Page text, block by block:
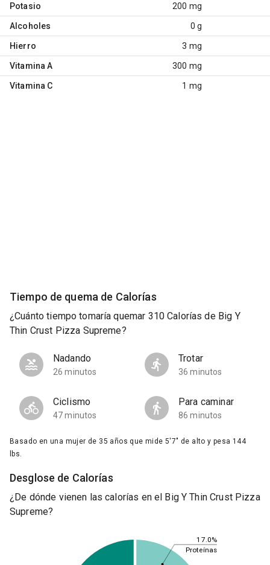
Potasio 200 mg
Alcoholes 0 g
Hierro 3 mg
Vitamina A 300 mg
Vitamina C 1 mg
Tiempo de quema de Calorías
¿Cuánto tiempo tomaría quemar 310 Calorías de Big Y
Thin Crust Pizza Supreme?
Nadando
26 minutos
Trotar
36 minutos
Ciclismo
47 minutos
Para caminar
86 minutos
Basado en una mujer de 35 años que mide 5'7" de alto y pesa 144
lbs.
Desglose de Calorías
¿De dónde vienen las calorías en el Big Y Thin Crust Pizza
Supreme?
17.0%
Proteínas